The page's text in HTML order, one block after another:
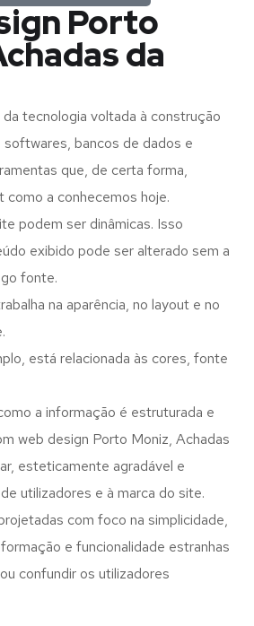
Porto
da
tecnologia voltada à construção
bancos de dados e
que, de certa forma,
a conhecemos hoje.
podem ser dinâmicas. Isso
exibido pode ser alterado sem a
fonte.
na aparência, no layout e no
está relacionada às cores, fonte
a informação é estruturada e
web design Porto Moniz, Achadas
esteticamente agradável e
utilizadores e à marca do site.
com foco na simplicidade,
e funcionalidade estranhas
confundir os utilizadores